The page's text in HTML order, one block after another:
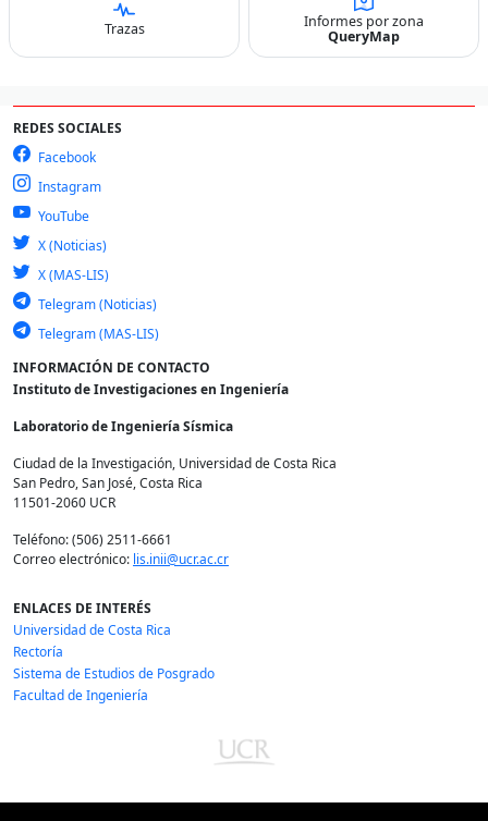
Trazas
Informes por zona
QueryMap
REDES SOCIALES
Facebook
Instagram
YouTube
X (Noticias)
X (MAS-LIS)
Telegram (Noticias)
Telegram (MAS-LIS)
INFORMACIÓN DE CONTACTO
Instituto de Investigaciones en Ingeniería
Laboratorio de Ingeniería Sísmica
Ciudad de la Investigación, Universidad de Costa Rica
San Pedro, San José, Costa Rica
11501-2060 UCR
Teléfono: (506) 2511-6661
Correo electrónico: lis.inii@ucr.ac.cr
ENLACES DE INTERÉS
Universidad de Costa Rica
Rectoría
Sistema de Estudios de Posgrado
Facultad de Ingeniería